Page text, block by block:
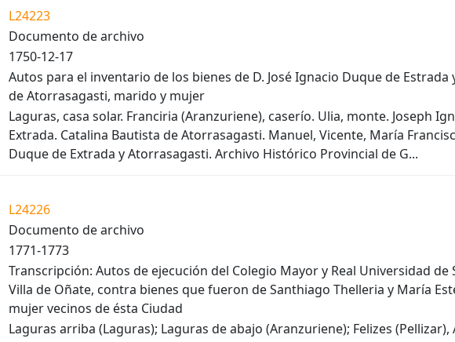
L24223
Documento de archivo
1750-12-17
Autos para el inventario de los bienes de D. José Ignacio Duque de Estrada
de Atorrasagasti, marido y mujer
Laguras, casa solar. Franciria (Aranzuriene), caserío. Ulia, monte. Joseph
Extrada. Catalina Bautista de Atorrasagasti. Manuel, Vicente, María
Duque de Extrada y Atorrasagasti. Archivo Histórico Provincial de G...
L24226
Documento de archivo
1771-1773
Transcripción: Autos de ejecución del Colegio Mayor y Real Universidad de
Villa de Oñate, contra bienes que fueron de Santhiago Thelleria y María
mujer vecinos de ésta Ciudad
Laguras arriba (Laguras); Laguras de abajo (Aranzuriene); Felizes (Pellizar),